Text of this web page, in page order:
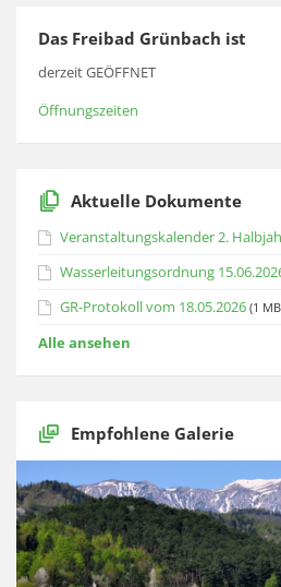
Das Freibad Grünbach ist
derzeit GEÖFFNET
Öffnungszeiten
Aktuelle Dokumente
Veranstaltungskalender 2.
Wasserleitungsordnung
GR-Protokoll vom 18.05.2026 (1
Alle ansehen
Empfohlene Galerie